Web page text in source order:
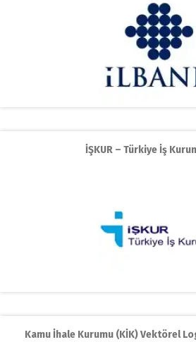
İŞKUR – Türkiye İş
Kamu İhale Kurumu (KİK) Vektörel